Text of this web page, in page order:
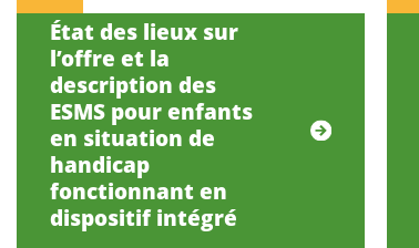
État des lieux sur
l’offre et la
description des
ESMS pour enfants
en situation de
handicap
fonctionnant en
dispositif intégré